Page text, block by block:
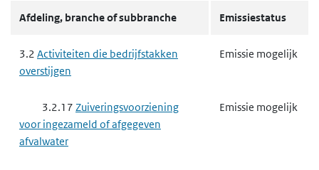
een ippc-installatie voor het maken
ongebluste kalk en magnesiumoxide
een andere milieubelastende
installatie voor het maken van
cement, cementklinkers, ongebluste
Afdeling, branche of subbranche Emissiestatus
3.2 Activiteiten die bedrijfstakken
overstijgen
Emissie mogelijk
3.2.17 Zuiveringsvoorziening
voor ingezameld of afgegeven
afvalwater
Emissie mogelijk